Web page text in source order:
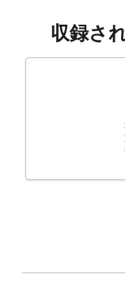
収録さ